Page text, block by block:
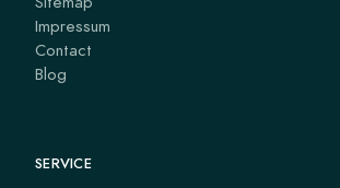
Impressum
Contact
Blog
SERVICE